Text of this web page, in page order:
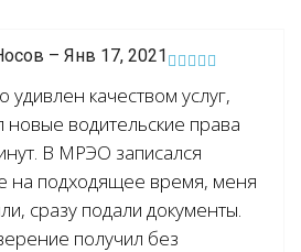
– Янв 17, 2021
удивлен качеством услуг,
новые водительские права
В МРЭО записался
на подходящее время, меня
сразу подали документы.
получил без